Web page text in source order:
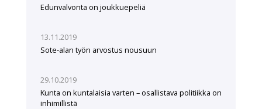
Edunvalvonta on joukkuepeliä
13.11.2019
Sote-alan työn arvostus nousuun
29.10.2019
Kunta on kuntalaisia varten – osallistava politiikka on
inhimillistä